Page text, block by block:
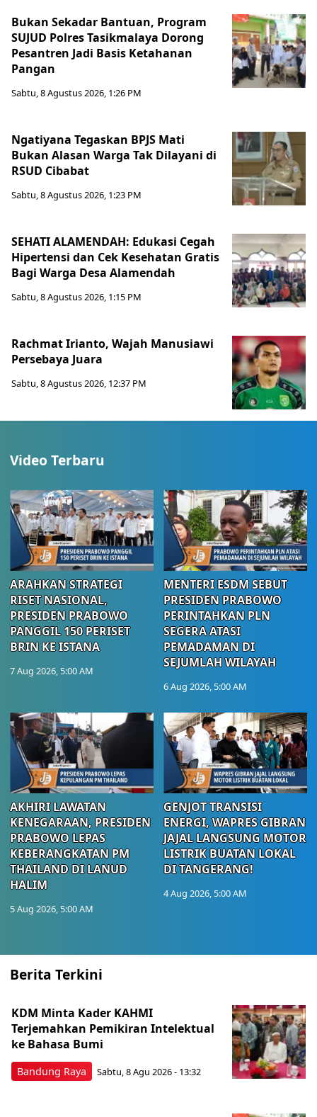
Bukan Sekadar Bantuan, Program
SUJUD Polres Tasikmalaya Dorong
Pesantren Jadi Basis Ketahanan
Pangan
Sabtu, 8 Agustus 2026, 1:26 PM
Ngatiyana Tegaskan BPJS Mati
Bukan Alasan Warga Tak Dilayani di
RSUD Cibabat
Sabtu, 8 Agustus 2026, 1:23 PM
SEHATI ALAMENDAH: Edukasi Cegah
Hipertensi dan Cek Kesehatan Gratis
Bagi Warga Desa Alamendah
Sabtu, 8 Agustus 2026, 1:15 PM
Rachmat Irianto, Wajah Manusiawi
Persebaya Juara
Sabtu, 8 Agustus 2026, 12:37 PM
Video Terbaru
ARAHKAN STRATEGI
RISET NASIONAL,
PRESIDEN PRABOWO
PANGGIL 150 PERISET
BRIN KE ISTANA
7 Aug 2026, 5:00 AM
MENTERI ESDM SEBUT
PRESIDEN PRABOWO
PERINTAHKAN PLN
SEGERA ATASI
PEMADAMAN DI
SEJUMLAH WILAYAH
6 Aug 2026, 5:00 AM
AKHIRI LAWATAN
KENEGARAAN, PRESIDEN
PRABOWO LEPAS
KEBERANGKATAN PM
THAILAND DI LANUD
HALIM
5 Aug 2026, 5:00 AM
GENJOT TRANSISI
ENERGI, WAPRES GIBRAN
JAJAL LANGSUNG MOTOR
LISTRIK BUATAN LOKAL
DI TANGERANG!
4 Aug 2026, 5:00 AM
Berita Terkini
Bandung Raya
KDM Minta Kader KAHMI
Terjemahkan Pemikiran Intelektual
ke Bahasa Bumi
Sabtu, 8 Agu 2026 - 13:32